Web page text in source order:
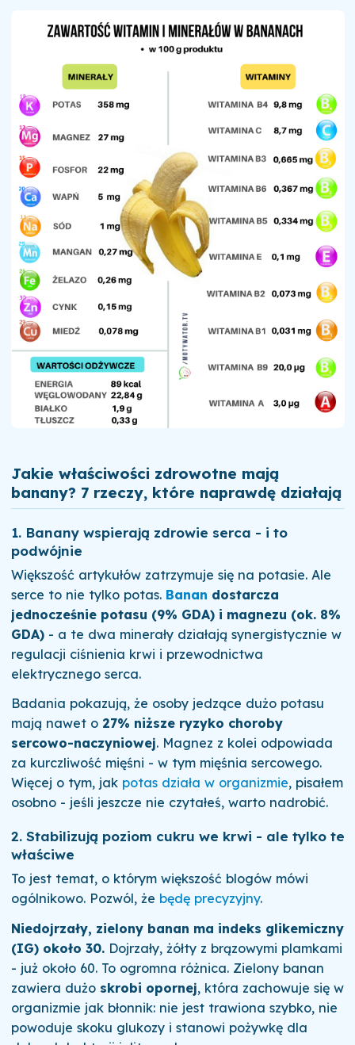
Jakie właściwości zdrowotne mają
banany? 7 rzeczy, które naprawdę działają
1. Banany wspierają zdrowie serca - i to
podwójnie
Większość artykułów zatrzymuje się na potasie. Ale
serce to nie tylko potas. Banan dostarcza
jednocześnie potasu (9% GDA) i magnezu (ok. 8%
GDA)- a te dwa minerały działają synergistycznie w
regulacji ciśnienia krwi i przewodnictwa
elektrycznego serca.
Badania pokazują, że osoby jedzące dużo potasu
mają nawet o 27% niższe ryzyko choroby
sercowo-naczyniowej. Magnez z kolei odpowiada
za kurczliwość mięśni - w tym mięśnia sercowego.
Więcej o tym, jak potas działa w organizmie, pisałem
osobno - jeśli jeszcze nie czytałeś, warto nadrobić.
2. Stabilizują poziom cukru we krwi - ale tylko te
właściwe
To jest temat, o którym większość blogów mówi
ogólnikowo. Pozwól, że będę precyzyjny.
Niedojrzały, zielony banan ma indeks glikemiczny
(IG) około 30.Dojrzały, żółty z brązowymi plamkami
- już około 60. To ogromna różnica. Zielony banan
zawiera dużo skrobi opornej, która zachowuje się w
organizmie jak błonnik: nie jest trawiona szybko, nie
powoduje skoku glukozy i stanowi pożywkę dla